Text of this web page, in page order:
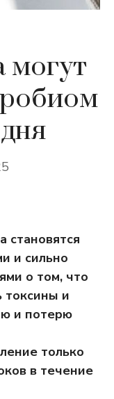
могут
становятся
и сильно
о том, что
токсины и
и потерю
только
в течение